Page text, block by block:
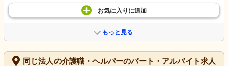
お気に入り に追加
もっと見る
同じ法人の介護職・ヘルパーのパート・アルバイト求人